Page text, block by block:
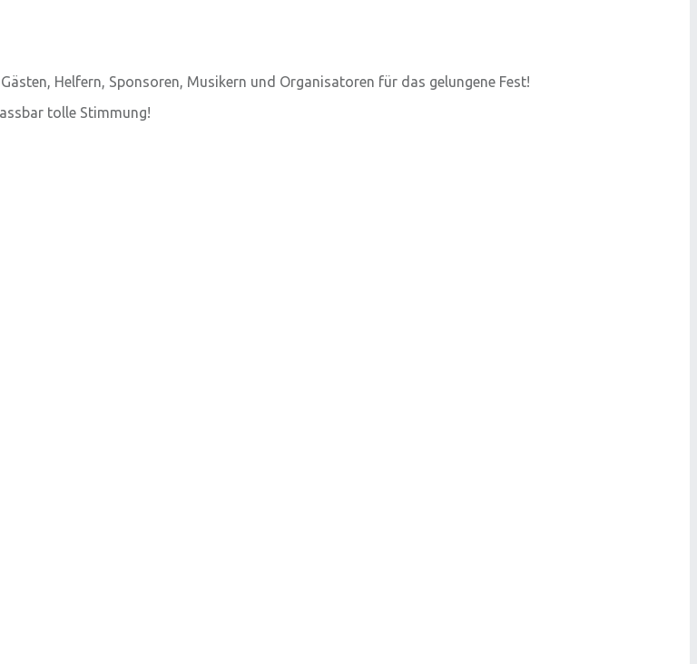
Helfern, Sponsoren, Musikern und Organisatoren für das gelungene Fest!
tolle Stimmung!